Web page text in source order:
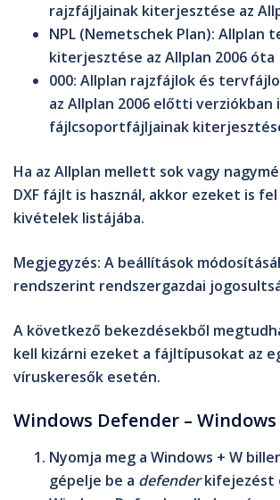
rajzfájljainak kiterjesztése az
NPL (Nemetschek Plan): Allplan
kiterjesztése az Allplan 2006 óta
000: Allplan rajzfájlok és
az Allplan 2006 előtti verziókban
fájlcsoportfájljainak
Ha az Allplan mellett sok vagy
DXF fájlt is használ, akkor ezeket is
kivételek listájába.
Megjegyzés: A beállítások
rendszerint rendszergazdai
A következő bekezdésekből
kell kizárni ezeket a fájltípusokat az
víruskeresők esetén.
Windows Defender – Windows
Nyomja meg a Windows + W
gépelje be a defenderkifejezést